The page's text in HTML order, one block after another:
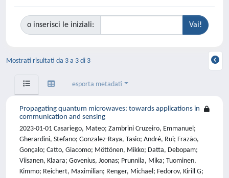
o inserisci le iniziali:
Mostrati risultati da 3 a 3 di 3
esporta metadati
Propagating quantum microwaves: towards applications in
communication and sensing
2023-01-01 Casariego, Mateo; Zambrini Cruzeiro, Emmanuel;
Gherardini, Stefano; Gonzalez-Raya, Tasio; André, Rui; Frazão,
Gonçalo; Catto, Giacomo; Möttönen, Mikko; Datta, Debopam;
Viisanen, Klaara; Govenius, Joonas; Prunnila, Mika; Tuominen,
Kimmo; Reichert, Maximilian; Renger, Michael; Fedorov, Kirill G;